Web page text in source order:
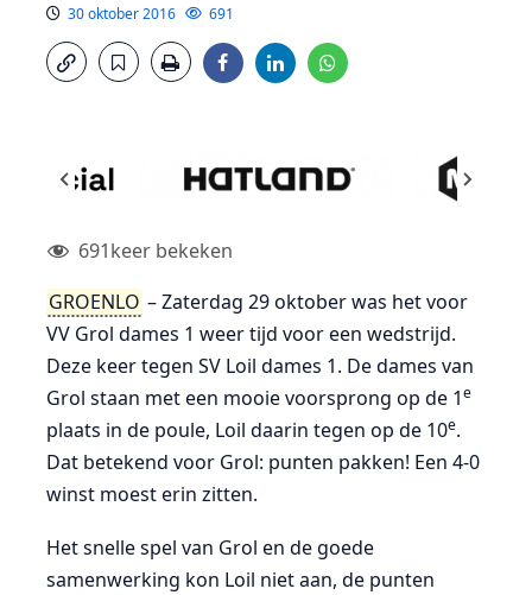
30 oktober 2016 691
691keer bekeken
GROENLO – Zaterdag 29 oktober was het voor
VV Grol dames 1 weer tijd voor een wedstrijd.
Deze keer tegen SV Loil dames 1. De dames van
Grol staan met een mooie voorsprong op de 1e
plaats in de poule, Loil daarin tegen op de 10e.
Dat betekend voor Grol: punten pakken! Een 4-0
winst moest erin zitten.
Het snelle spel van Grol en de goede
samenwerking kon Loil niet aan, de punten